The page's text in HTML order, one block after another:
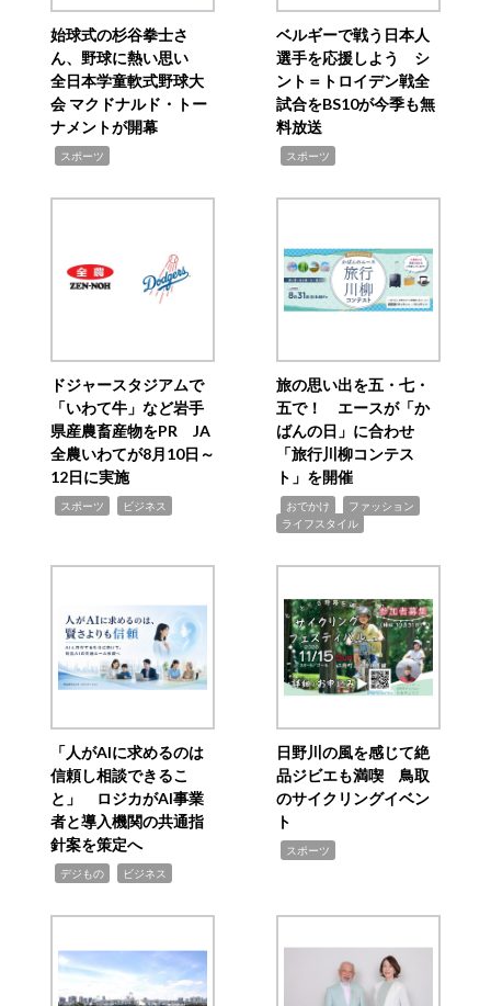
始球式の杉谷拳士さ
ん、野球に熱い思い
全日本学童軟式野球大
会 マクドナルド・トー
ナメントが開幕
スポーツ
ベルギーで戦う日本人
選手を応援しよう シ
ント＝トロイデン戦全
試合をBS10が今季も無
料放送
スポーツ
ドジャースタジアムで
「いわて牛」など岩手
県産農畜産物をPR JA
全農いわてが8月10日～
12日に実施
スポーツ ビジネス
旅の思い出を五・七・
五で！ エースが「か
ばんの日」に合わせ
「旅行川柳コンテス
ト」を開催
おでかけ ファッション
ライフスタイル
「人がAIに求めるのは
信頼し相談できるこ
と」 ロジカがAI事業
者と導入機関の共通指
針案を策定へ
デジもの ビジネス
日野川の風を感じて絶
品ジビエも満喫 鳥取
のサイクリングイベン
ト
スポーツ